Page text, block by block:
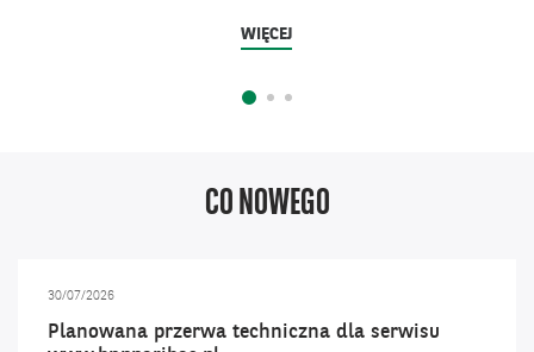
WIĘCEJSPOTKANIA
CO NOWEGO
30/07/2026
Planowana przerwa techniczna dla serwisu